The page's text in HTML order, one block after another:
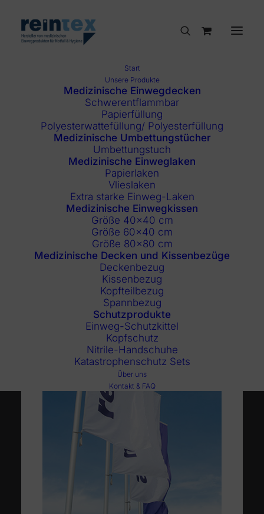
Start
Unsere Produkte
Medizinische Einwegdecken
Schwerentflammbar
Papierfüllung
Polyesterwattefüllung/ Polyesterfüllung
Medizinische Umbettungstücher
Umbettungstuch
Medizinische Einweglaken
Papierlaken
Vlieslaken
Extra starke Einweg-Laken
Medizinische Einwegkissen
Größe 40×40 cm
Größe 60×40 cm
Größe 80×80 cm
Medizinische Decken und Kissenbezüge
Deckenbezug
Kissenbezug
Kopfteilbezug
Spannbezug
Schutzprodukte
Einweg-Schutzkittel
Kopfschutz
Nitrile-Handschuhe
Katastrophenschutz Sets
Über uns
Kontakt & FAQ